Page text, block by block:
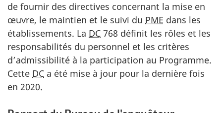
de fournir des directives concernant la mise en
œuvre, le maintien et le suivi du PME dans les
établissements. La DC 768 définit les rôles et les
responsabilités du personnel et les critères
d’admissibilité à la participation au Programme.
Cette DC a été mise à jour pour la dernière fois
en 2020.